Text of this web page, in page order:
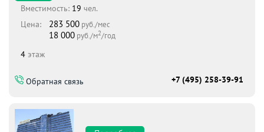
Вместимоcть: 19 чел.
Цена:
283 500 руб./мес
18 000 руб./м2/год
4 этаж
Обратная связь +7 (495) 258-39-91